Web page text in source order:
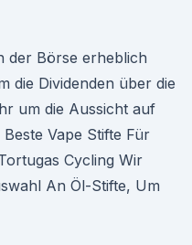
der Börse erheblich
die Dividenden über die
um die Aussicht auf
Vape Stifte Für
Cycling Wir
An Öl-Stifte, Um